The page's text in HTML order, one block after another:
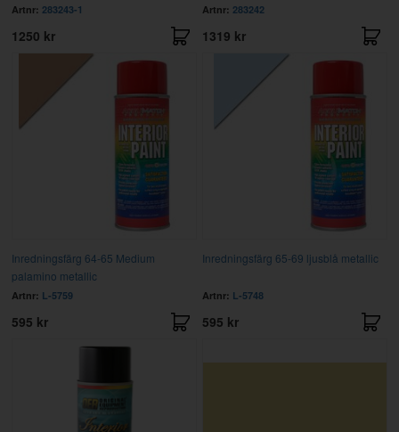
Artnr: 283243-1
1250 kr
Artnr: 283242
1319 kr
Inredningsfärg 64-65 Medium
palamino metallic
Artnr: L-5759
595 kr
Inredningsfärg 65-69 ljusblå metallic
Artnr: L-5748
595 kr